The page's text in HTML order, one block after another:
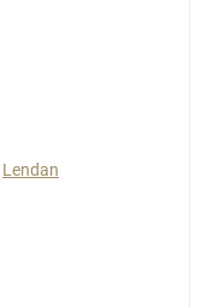
Lendan